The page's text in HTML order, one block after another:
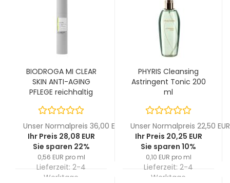
BIODROGA MI CLEAR
SKIN ANTI-AGING
PFLEGE reichhaltig
Unser Normalpreis 36,00 EUR
Ihr Preis 28,08 EUR
Sie sparen 22%
0,56 EUR pro ml
Lieferzeit: 2-4
Werktage
PHYRIS Cleansing
Astringent Tonic 200
ml
Unser Normalpreis 22,50 EUR
Ihr Preis 20,25 EUR
Sie sparen 10%
0,10 EUR pro ml
Lieferzeit: 2-4
Werktage